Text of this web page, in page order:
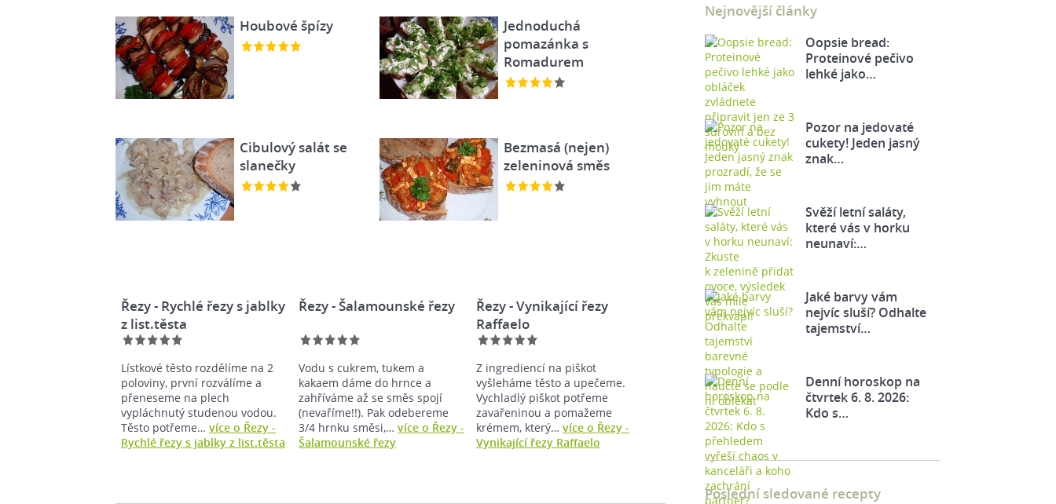
Houbové špízy
Jednoduchá
pomazánka s
Romadurem
Cibulový salát se
slanečky
Bezmasá (nejen)
zeleninová směs
Řezy - Rychlé řezy s jablky
z list.těsta
Lístkové těsto rozdělíme na 2
poloviny, první rozválíme a
přeneseme na plech
vypláchnutý studenou vodou.
Těsto potřeme… více o Řezy -
Rychlé řezy s jablky z list.těsta
Řezy - Šalamounské řezy
Vodu s cukrem, tukem a
kakaem dáme do hrnce a
zahříváme až se směs spojí
(nevaříme!!). Pak odebereme
3/4 hrnku směsi,…více o Řezy -
Šalamounské řezy
Řezy - Vynikající řezy
Raffaelo
Z ingrediencí na piškot
vyšleháme těsto a upečeme.
Vychladlý piškot potřeme
zavařeninou a pomažeme
krémem, který…více o Řezy -
Vynikající řezy Raffaelo
Nejnovější články
Oopsie bread:
Proteinové pečivo
lehké jako…
Pozor na jedovaté
cukety! Jeden jasný
znak…
Svěží letní saláty,
které vás v horku
neunaví:…
Jaké barvy vám
nejvíc sluší? Odhalte
tajemství…
Denní horoskop na
čtvrtek 6. 8. 2026:
Kdo s…
Poslední sledované recepty